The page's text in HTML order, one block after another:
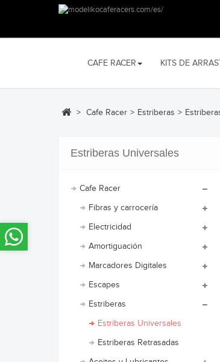
CAFE RACER KITS DE
> Cafe Racer > Estriberas >
Estriberas Universales
Cafe Racer
Fibras y carrocería
Electricidad
Amortiguación
Marcadores Digitales
Escapes
Estriberas
Estriberas Universales
Estriberas Retrasadas